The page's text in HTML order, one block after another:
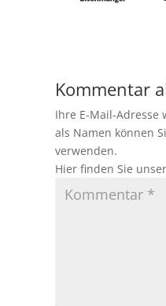
Kommentar
Ihre E-Mail-
als Namen können
verwenden.
Hier finden Sie